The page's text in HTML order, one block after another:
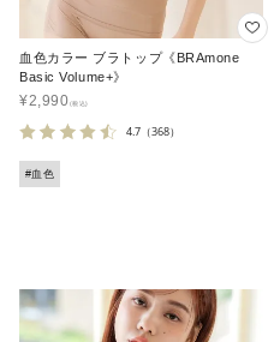
血色カラー ブラトップ《BRAmone
Basic Volume+》
¥2,990
4.7 （368）
#血色